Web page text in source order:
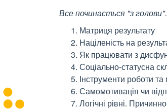
Все починається "з голови".
Матриця результату
Націленість на
Як працювати з
Соціально-статусна
Інструменти роботи та
Самомотивація чи
Логічні рівні.